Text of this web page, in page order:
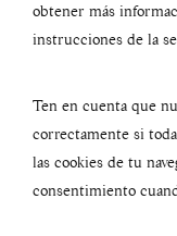
obtener más
instrucciones de la
Ten en cuenta que
correctamente si
las cookies de tu
consentimiento